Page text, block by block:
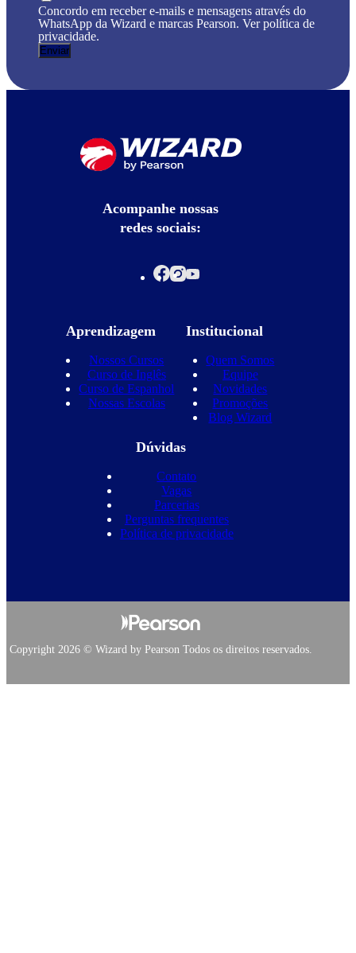
Concordo em receber e-mails e mensagens através do
WhatsApp da Wizard e marcas Pearson. Ver política de
privacidade.
Acompanhe nossas
redes sociais:
Aprendizagem
Nossos Cursos
Curso de Inglês
Curso de Espanhol
Nossas Escolas
Institucional
Quem Somos
Equipe
Novidades
Promoções
Blog Wizard
Dúvidas
Contato
Vagas
Parcerias
Perguntas frequentes
Política de privacidade
Copyright 2026 © Wizard by Pearson Todos os direitos reservados.